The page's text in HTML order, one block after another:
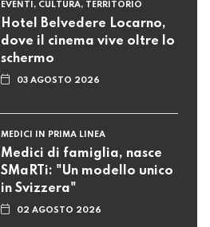
EVENTI, CULTURA, TERRITORIO
Hotel Belvedere Locarno,
dove il cinema vive oltre lo
schermo
03 AGOSTO 2026
MEDICI IN PRIMA LINEA
Medici di famiglia, nasce
SMaRTi: "Un modello unico
in Svizzera"
02 AGOSTO 2026